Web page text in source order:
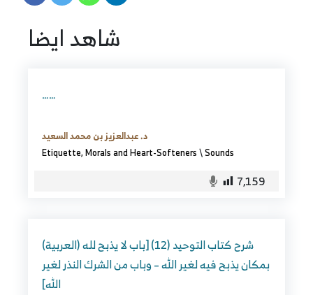
شاهد ايضا
……
د. عبدالعزيز بن محمد السعيد
Etiquette, Morals and Heart-Softeners\Sounds
7,159
(العربية) شرح كتاب التوحيد (12) [باب لا يذبح لله
بمكان يذبح فيه لغير الله – وباب من الشرك النذر لغير
الله]